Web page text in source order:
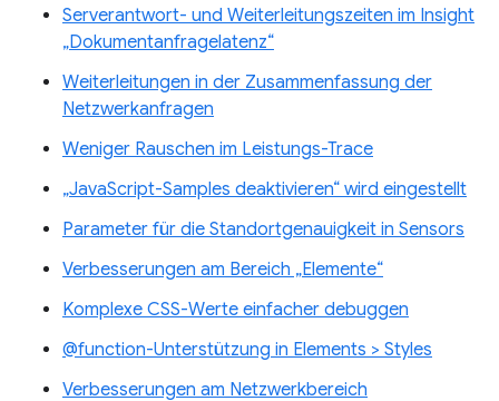
Serverantwort- und Weiterleitungszeiten im Insight
„Dokumentanfragelatenz“
Weiterleitungen in der Zusammenfassung der
Netzwerkanfragen
Weniger Rauschen im Leistungs-Trace
„JavaScript-Samples deaktivieren“ wird eingestellt
Parameter für die Standortgenauigkeit in Sensors
Verbesserungen am Bereich „Elemente“
Komplexe CSS-Werte einfacher debuggen
@function-Unterstützung in Elements > Styles
Verbesserungen am Netzwerkbereich